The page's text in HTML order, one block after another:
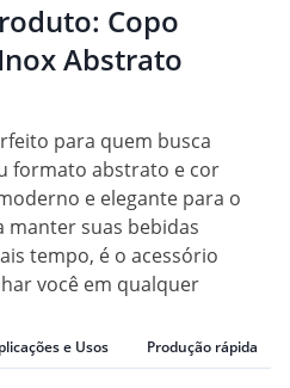
Copo
Abstrato
para quem busca
formato abstrato e cor
e elegante para o
manter suas bebidas
tempo, é o acessório
você em qualquer
e Usos Produção rápida